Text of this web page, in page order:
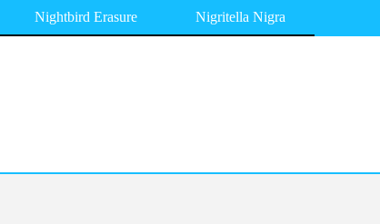
Nightbird Erasure Nigritella Nigra